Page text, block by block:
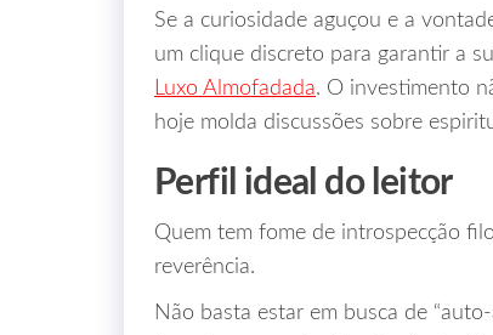
Se a curiosidade aguçou e a
um clique discreto para garantir a
Luxo Almofadada. O investimento
hoje molda discussões sobre
Perfil ideal do leitor
Quem tem fome de introspecção
reverência.
Não basta estar em busca de